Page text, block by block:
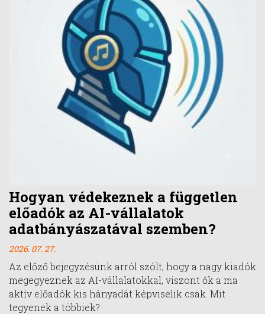
Hogyan védekeznek a független
előadók az AI-vállalatok
adatbányászatával szemben?
2026. 07. 27.
Az előző bejegyzésünk arról szólt, hogy a nagy kiadók
megegyeznek az AI-vállalatokkal, viszont ők a ma
aktív előadók kis hányadát képviselik csak. Mit
tegyenek a többiek?